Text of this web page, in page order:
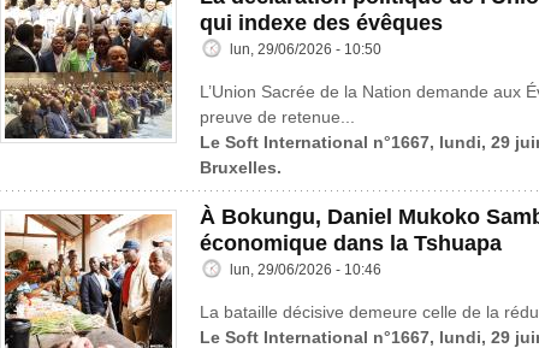
qui indexe des évêques
lun, 29/06/2026 - 10:50
L’Union Sacrée de la Nation demande aux
preuve de retenue...
Le Soft International n°1667, lundi, 29
Bruxelles.
À Bokungu, Daniel Mukoko
économique dans la Tshuapa
lun, 29/06/2026 - 10:46
La bataille décisive demeure celle de la
Le Soft International n°1667, lundi, 29